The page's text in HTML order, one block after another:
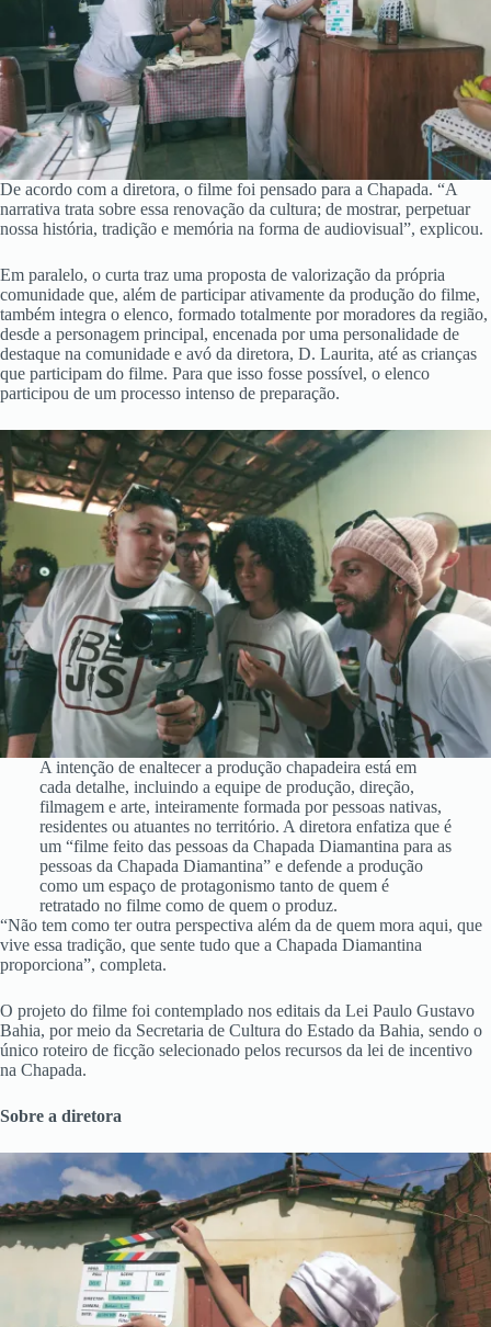
De acordo com a diretora, o filme foi pensado para a Chapada. “A
narrativa trata sobre essa renovação da cultura; de mostrar, perpetuar
nossa história, tradição e memória na forma de audiovisual”, explicou.
Em paralelo, o curta traz uma proposta de valorização da própria
comunidade que, além de participar ativamente da produção do filme,
também integra o elenco, formado totalmente por moradores da região,
desde a personagem principal, encenada por uma personalidade de
destaque na comunidade e avó da diretora, D. Laurita, até as crianças
que participam do filme. Para que isso fosse possível, o elenco
participou de um processo intenso de preparação.
A intenção de enaltecer a produção chapadeira está em
cada detalhe, incluindo a equipe de produção, direção,
filmagem e arte, inteiramente formada por pessoas nativas,
residentes ou atuantes no território. A diretora enfatiza que é
um “filme feito das pessoas da Chapada Diamantina para as
pessoas da Chapada Diamantina” e defende a produção
como um espaço de protagonismo tanto de quem é
retratado no filme como de quem o produz.
“Não tem como ter outra perspectiva além da de quem mora aqui, que
vive essa tradição, que sente tudo que a Chapada Diamantina
proporciona”, completa.
O projeto do filme foi contemplado nos editais da Lei Paulo Gustavo
Bahia, por meio da Secretaria de Cultura do Estado da Bahia, sendo o
único roteiro de ficção selecionado pelos recursos da lei de incentivo
na Chapada.
Sobre a diretora